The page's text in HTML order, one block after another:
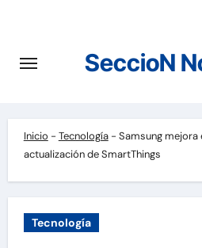
contenido
SeccioN
Inicio - Tecnología- Samsung mejora
actualización de SmartThings
Tecnología